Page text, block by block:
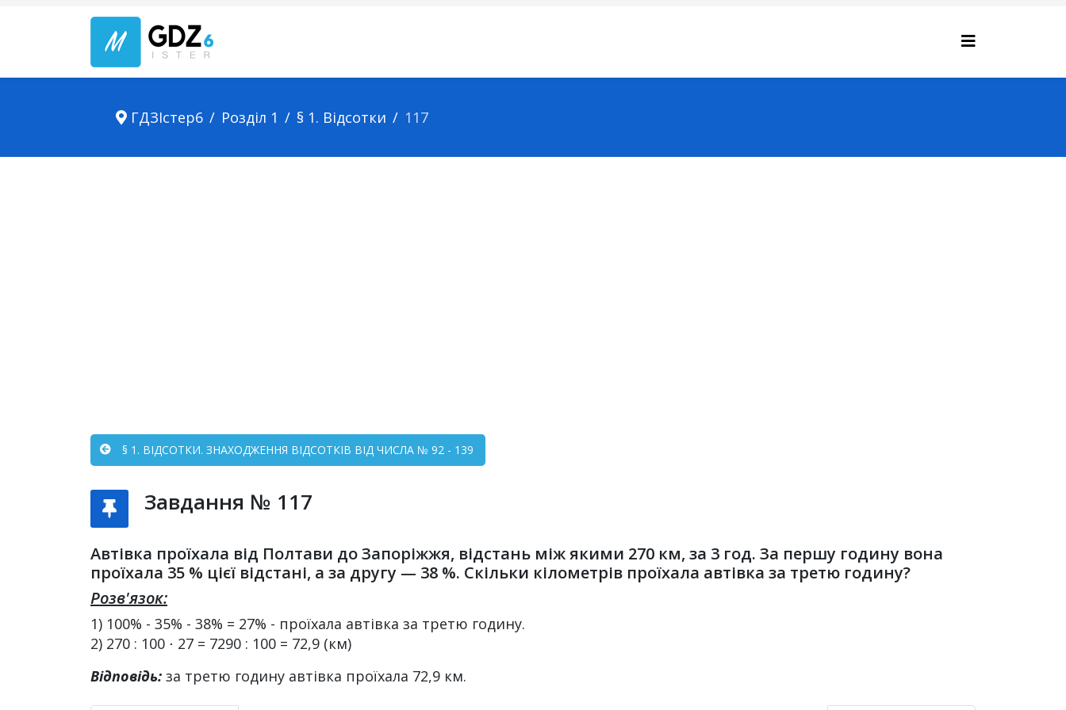
ГДЗІстер6 Розділ 1 § 1. Відсотки 117
§ 1. ВІДСОТКИ. ЗНАХОДЖЕННЯ ВІДСОТКІВ ВІД ЧИСЛА № 92 - 139
Завдання № 117
Автівка проїхала від Полтави до Запоріжжя, відстань між якими 270 км, за 3 год. За першу годину вона
проїхала 35 % цієї відстані, а за другу — 38 %. Скільки кілометрів проїхала автівка за третю годину?
Розв'язок:
1) 100% - 35% - 38% = 27% - проїхала автівка за третю годину.
2) 270 : 100 ⋅ 27 = 7290 : 100 = 72,9 (км)
Відповідь: за третю годину автівка проїхала 72,9 км.